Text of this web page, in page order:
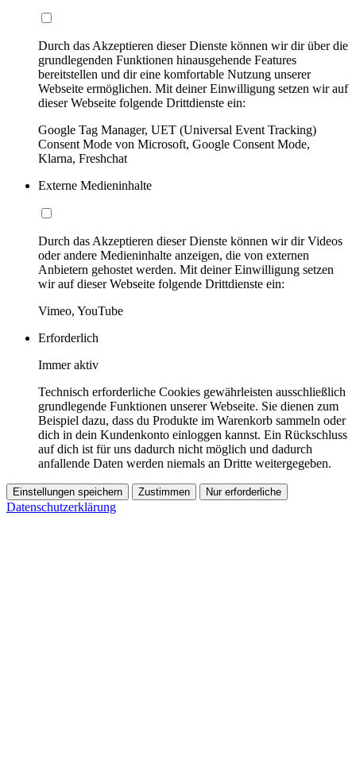
Durch das Akzeptieren dieser Dienste können wir dir über die
grundlegenden Funktionen hinausgehende Features
bereitstellen und dir eine komfortable Nutzung unserer
Webseite ermöglichen. Mit deiner Einwilligung setzen wir auf
dieser Webseite folgende Drittdienste ein:
Google Tag Manager, UET (Universal Event Tracking)
Consent Mode von Microsoft, Google Consent Mode,
Klarna, Freshchat
Externe Medieninhalte
Durch das Akzeptieren dieser Dienste können wir dir Videos
oder andere Medieninhalte anzeigen, die von externen
Anbietern gehostet werden. Mit deiner Einwilligung setzen
wir auf dieser Webseite folgende Drittdienste ein:
Vimeo, YouTube
Erforderlich
Immer aktiv
Technisch erforderliche Cookies gewährleisten ausschließlich
grundlegende Funktionen unserer Webseite. Sie dienen zum
Beispiel dazu, dass du Produkte im Warenkorb sammeln oder
dich in dein Kundenkonto einloggen kannst. Ein Rückschluss
auf dich ist für uns dadurch nicht möglich und dadurch
anfallende Daten werden niemals an Dritte weitergegeben.
Einstellungen speichern Zustimmen Nur erforderliche
Datenschutzerklärung